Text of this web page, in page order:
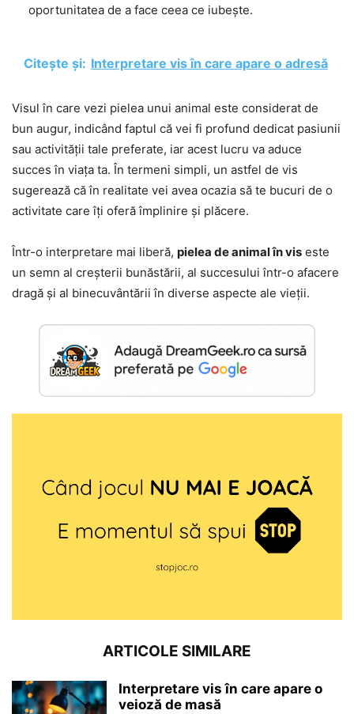
oportunitatea de a face ceea ce iubește.
Citește și: Interpretare vis în care apare o adresă
Visul în care vezi pielea unui animal este considerat de
bun augur, indicând faptul că vei fi profund dedicat pasiunii
sau activității tale preferate, iar acest lucru va aduce
succes în viața ta. În termeni simpli, un astfel de vis
sugerează că în realitate vei avea ocazia să te bucuri de o
activitate care îți oferă împlinire și plăcere.
Într-o interpretare mai liberă, pielea de animal în vis este
un semn al creșterii bunăstării, al succesului într-o afacere
dragă și al binecuvântării în diverse aspecte ale vieții.
ARTICOLE SIMILARE
Interpretare vis în care apare o
veioză de masă